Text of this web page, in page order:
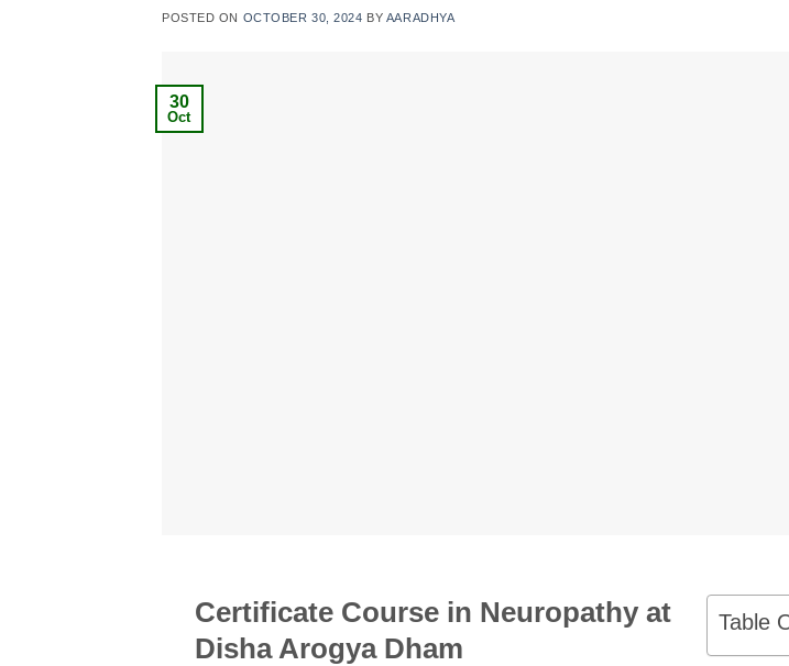
POSTED ON OCTOBER 30, 2024 BY AARADHYA
30
Oct
Table
Certificate Course in Neuropathyat
Disha Arogya Dham